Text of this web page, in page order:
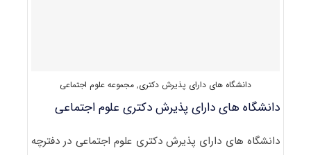
دانشگاه های دارای پذیرش دکتری, مجموعه علوم اجتماعی
دانشگاه های دارای پذیرش دکتری ﻋﻠﻮم اجتماعی
دانشگاه های دارای پذیرش دکتری ﻋﻠﻮم اجتماعی در دفترچه